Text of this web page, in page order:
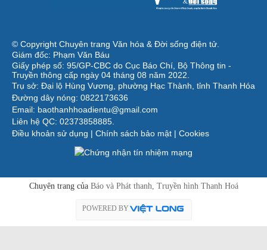
© Copyright Chuyên trang Văn hóa & Đời sống điện tử.
Giám đốc: Phạm Văn Báu
Giấy phép số: 95/GP-CBC do Cục Báo Chí, Bộ Thông tin -
Truyền thông cấp ngày 04 tháng 08 năm 2022.
Trụ sở: Đại lộ Hùng Vương, phường Hạc Thành, tỉnh Thanh Hóa
Đường dây nóng: 0822173636
Email: baothanhhoadientu@gmail.com
Liên hệ QC: 02373858885.
Điều khoản sử dụng | Chính sách bảo mật | Cookies
Chuyên trang của Báo và Phát thanh, Truyền hình Thanh Hoá
POWERED BY